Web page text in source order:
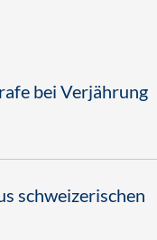
bei Verjährung
schweizerischen